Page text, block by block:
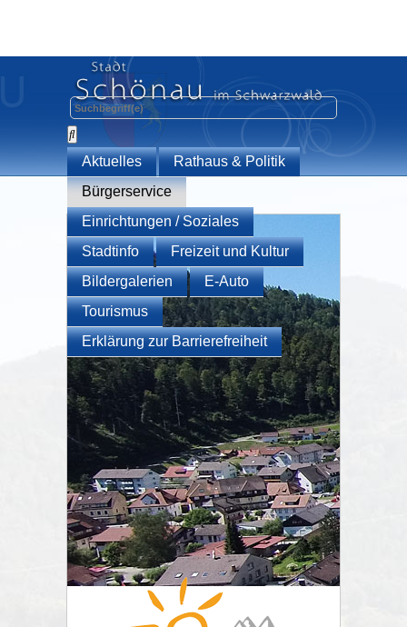
Aktuelles
Rathaus & Politik
Bürgerservice
Einrichtungen / Soziales
Stadtinfo
Freizeit und Kultur
Bildergalerien
E-Auto
Tourismus
Erklärung zur Barrierefreiheit